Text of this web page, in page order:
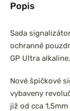
Popis
Sada
ochranné
GP Ultra alkaline.
Nové špičkové
vybaveny
již od cca